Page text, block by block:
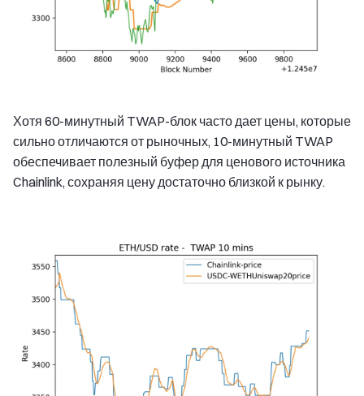
Хотя 60-минутный TWAP-блок часто дает цены, которые
сильно отличаются от рыночных, 10-минутный TWAP
обеспечивает полезный буфер для ценового источника
Chainlink, сохраняя цену достаточно близкой к рынку.